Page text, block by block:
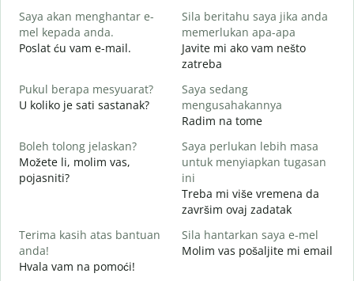
Saya akan menghantar e-
mel kepada anda.
Poslat ću vam e-mail.
Sila beritahu saya jika anda
memerlukan apa-apa
Javite mi ako vam nešto
zatreba
Pukul berapa mesyuarat?
U koliko je sati sastanak?
Saya sedang
mengusahakannya
Radim na tome
Boleh tolong jelaskan?
Možete li, molim vas,
pojasniti?
Saya perlukan lebih masa
untuk menyiapkan tugasan
ini
Treba mi više vremena da
završim ovaj zadatak
Terima kasih atas bantuan
anda!
Hvala vam na pomoći!
Sila hantarkan saya e-mel
Molim vas pošaljite mi email